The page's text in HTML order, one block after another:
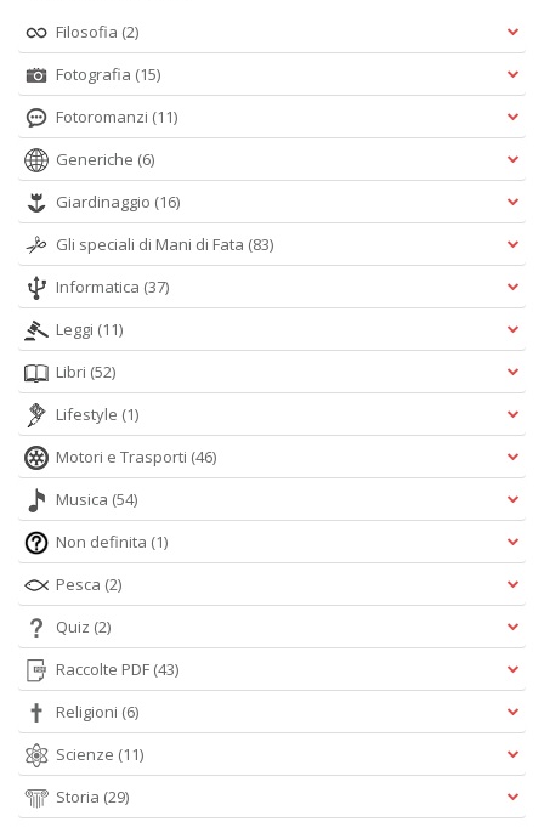
Filosofia (2)
Fotografia (15)
Fotoromanzi (11)
Generiche (6)
Giardinaggio (16)
Gli speciali di Mani di Fata (83)
Informatica (37)
Leggi (11)
Libri (52)
Lifestyle (1)
Motori e Trasporti (46)
Musica (54)
Non definita (1)
Pesca (2)
Quiz (2)
Raccolte PDF (43)
Religioni (6)
Scienze (11)
Storia (29)